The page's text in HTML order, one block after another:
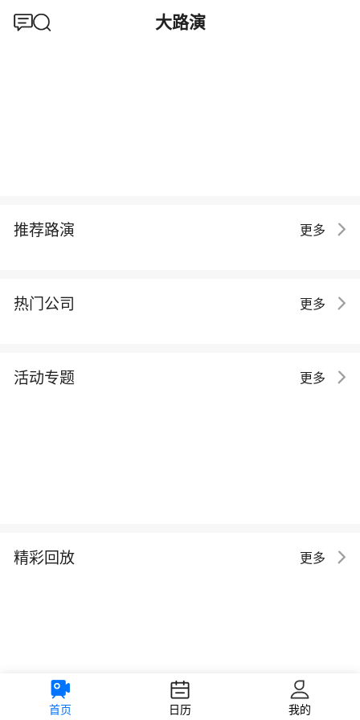
大路演
推荐路演 更多
热门公司 更多
活动专题 更多
精彩回放 更多
首页 日历 我的